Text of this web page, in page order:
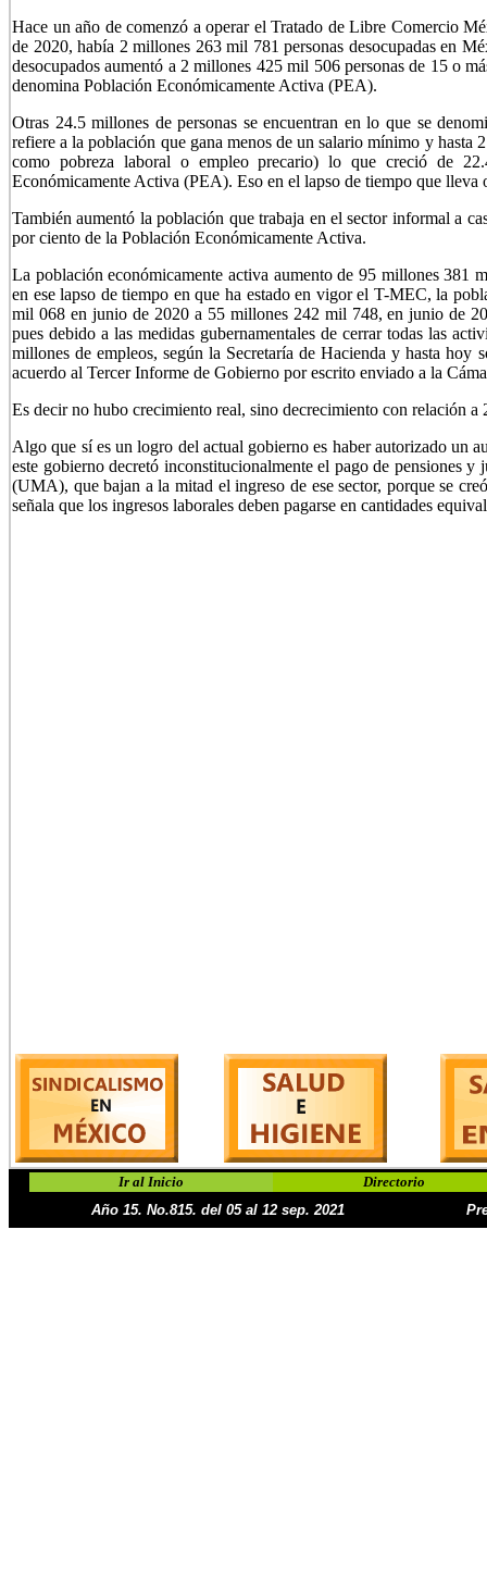
Hace un año de comenzó a operar el Tratado de Libre Comercio
de 2020, había 2 millones 263 mil 781 personas desocupadas en
desocupados aumentó a 2 millones 425 mil 506 personas de 15 o
denomina Población Económicamente Activa (PEA).
Otras 24.5 millones de personas se encuentran en lo que se
refiere a la población que gana menos de un salario mínimo y hasta
como pobreza laboral o empleo precario) lo que creció de
Económicamente Activa (PEA). Eso en el lapso de tiempo que lleva
También aumentó la población que trabaja en el sector informal a
por ciento de la Población Económicamente Activa.
La población económicamente activa aumento de 95 millones 381
en ese lapso de tiempo en que ha estado en vigor el T-MEC, la
mil 068 en junio de 2020 a 55 millones 242 mil 748, en junio de
pues debido a las medidas gubernamentales de cerrar todas las
millones de empleos, según la Secretaría de Hacienda y hasta hoy
acuerdo al Tercer Informe de Gobierno por escrito enviado a la
Es decir no hubo crecimiento real, sino decrecimiento con relación a
Algo que sí es un logro del actual gobierno es haber autorizado un
este gobierno decretó inconstitucionalmente el pago de pensiones
(UMA), que bajan a la mitad el ingreso de ese sector, porque se
señala que los ingresos laborales deben pagarse en cantidades
Ir al Inicio
Directorio
Año 15. No.815. del 05 al 12 sep. 2021